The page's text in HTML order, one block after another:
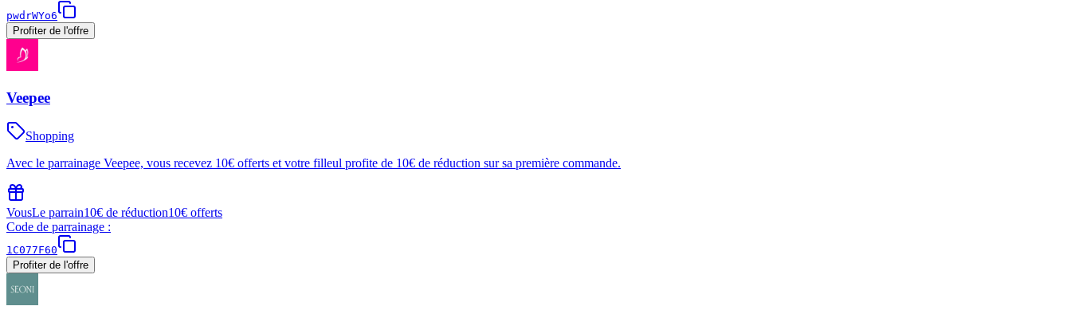
pwdrWYo6
Profiter de l'offre
Veepee
Shopping
Avec le parrainage Veepee, vous recevez 10€ offerts et votre filleul profite de 10€ de réduction sur sa première commande.
VousLe parrain10€ de réduction10€ offerts
Code de parrainage :
1C077F60
Profiter de l'offre